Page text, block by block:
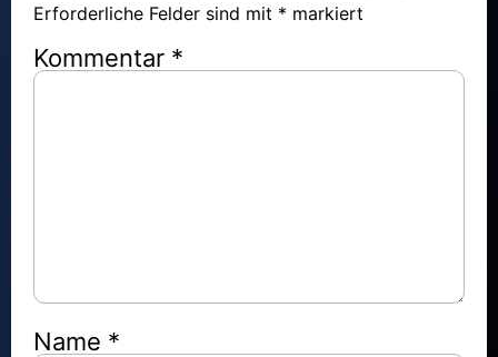
Erforderliche Felder sind mit * markiert
Kommentar *
Name *